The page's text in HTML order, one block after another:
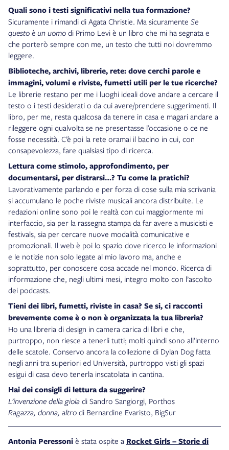
Quali sono i testi significativi nella tua formazione?
Sicuramente i rimandi di Agata Christie. Ma sicuramente Se
questo è un uomo di Primo Levi è un libro che mi ha segnata e
che porterò sempre con me, un testo che tutti noi dovremmo
leggere.
Biblioteche, archivi, librerie, rete: dove cerchi parole e
immagini, volumi e riviste, fumetti utili per le tue ricerche?
Le librerie restano per me i luoghi ideali dove andare a cercare il
testo o i testi desiderati o da cui avere/prendere suggerimenti. Il
libro, per me, resta qualcosa da tenere in casa e magari andare a
rileggere ogni qualvolta se ne presentasse l’occasione o ce ne
fosse necessità. C’è poi la rete oramai il bacino in cui, con
consapevolezza, fare qualsiasi tipo di ricerca.
Lettura come stimolo, approfondimento, per
documentarsi, per distrarsi…? Tu come la pratichi?
Lavorativamente parlando e per forza di cose sulla mia scrivania
si accumulano le poche riviste musicali ancora distribuite. Le
redazioni online sono poi le realtà con cui maggiormente mi
interfaccio, sia per la rassegna stampa da far avere a musicisti e
festivals, sia per cercare nuove modalità comunicative e
promozionali. Il web è poi lo spazio dove ricerco le informazioni
e le notizie non solo legate al mio lavoro ma, anche e
soprattutto, per conoscere cosa accade nel mondo. Ricerca di
informazione che, negli ultimi mesi, integro molto con l’ascolto
dei podcasts.
Tieni dei libri, fumetti, riviste in casa? Se si, ci racconti
brevemente come è o non è organizzata la tua libreria?
Ho una libreria di design in camera carica di libri e che,
purtroppo, non riesce a tenerli tutti; molti quindi sono all’interno
delle scatole. Conservo ancora la collezione di Dylan Dog fatta
negli anni tra superiori ed Università, purtroppo visti gli spazi
esigui di casa devo tenerla inscatolata in cantina.
Hai dei consigli di lettura da suggerire?
L’invenzione della gioia di Sandro Sangiorgi, Porthos
Ragazza, donna, altro di Bernardine Evaristo, BigSur
Antonia Peressoni è stata ospite a Rocket Girls – Storie di